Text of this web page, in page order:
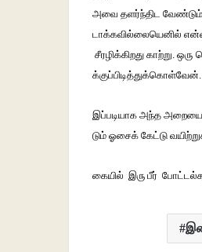
அவை தளர்ந்திட
டாக்கவில்லையெனில்
சீரழிக்கிறது காற்று.
இப்படியாக அந்த
டும் ஓசைக் கேட்டு
கையில் இரு பீர்